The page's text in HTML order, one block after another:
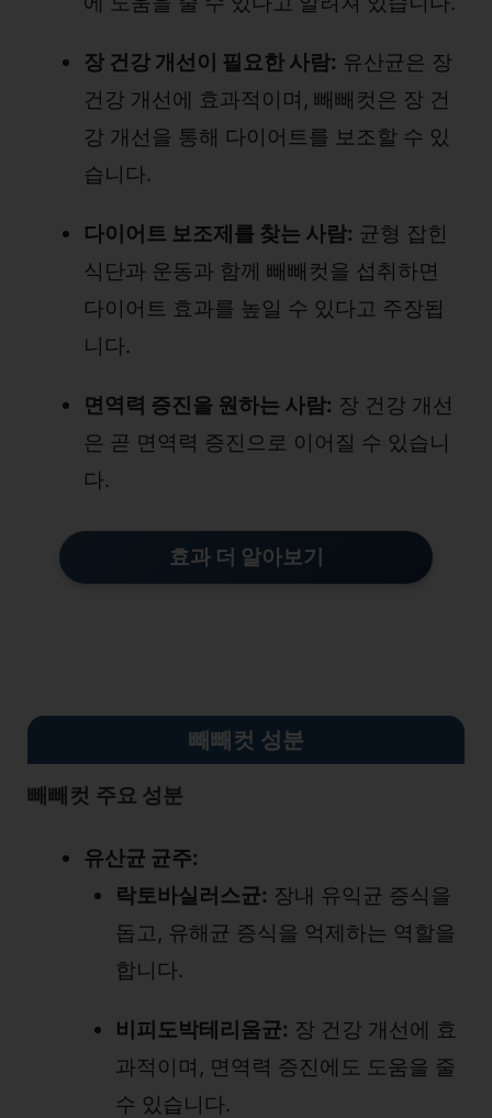
장 건강 개선이 필요한 사람: 유산균은 장
건강 개선에 효과적이며, 빼빼컷은 장 건
강 개선을 통해 다이어트를 보조할 수 있
습니다.
다이어트 보조제를 찾는 사람: 균형 잡힌
식단과 운동과 함께 빼빼컷을 섭취하면
다이어트 효과를 높일 수 있다고 주장됩
니다.
면역력 증진을 원하는 사람: 장 건강 개선
은 곧 면역력 증진으로 이어질 수 있습니
다.
효과 더 알아보기
빼빼컷 성분
빼빼컷 주요 성분
유산균 균주:
락토바실러스균: 장내 유익균 증식을
돕고, 유해균 증식을 억제하는 역할을
합니다.
비피도박테리움균: 장 건강 개선에 효
과적이며, 면역력 증진에도 도움을 줄
수 있습니다.